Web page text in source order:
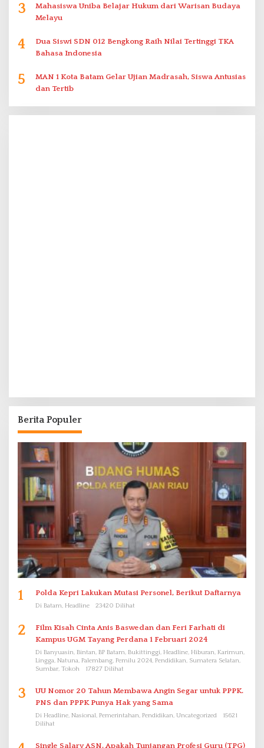
3
Mahasiswa Uniba Belajar Hukum dari Warisan Budaya
Melayu
4
Dua Siswi SDN 012 Bengkong Raih Nilai Tertinggi TKA
Bahasa Indonesia
5
MAN 1 Kota Batam Gelar Ujian Madrasah, Siswa Antusias
dan Tertib
Berita Populer
1 Polda Kepri Lakukan Mutasi Personel, Berikut Daftarnya
Di Batam, Headline 23420 Dilihat
2
Film Kisah Cinta Anis Baswedan dan Feri Farhati di
Kampus UGM Tayang Perdana 1 Februari 2024
Di Banyuasin, Bintan, BP Batam, Bukittinggi, Headline, Hiburan, Karimun,
Lingga, Natuna, Palembang, Pemilu 2024, Pendidikan, Sumatera Selatan,
Sumbar, Tokoh
17827 Dilihat
3
UU Nomor 20 Tahun Membawa Angin Segar untuk PPPK.
PNS dan PPPK Punya Hak yang Sama
Di Headline, Nasional, Pemerintahan, Pendidikan, Uncategorized
15621
Dilihat
Single Salary ASN, Apakah Tunjangan Profesi Guru (TPG)